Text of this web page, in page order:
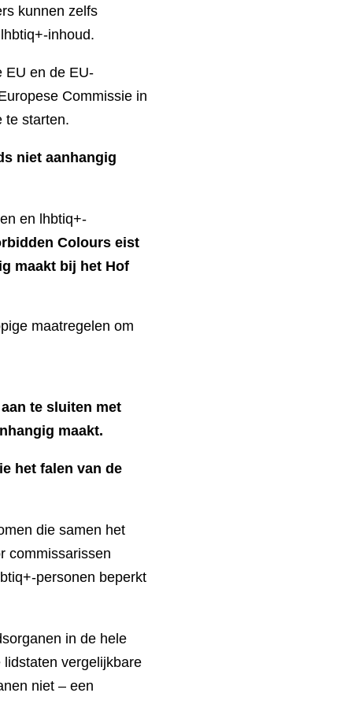
kunnen zelfs
inhoud.
EU en de EU-
Commissie in
te starten.
niet aanhangig
en lhbtiq+-
Colours eist
maakt bij het Hof
maatregelen om
te sluiten met
maakt.
het falen van de
die samen het
commissarissen
personen beperkt
in de hele
vergelijkbare
niet – een